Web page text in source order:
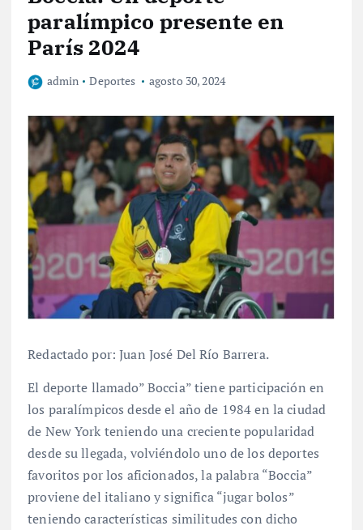
paralímpico presente en
París 2024
admin Deportes agosto 30, 2024
Redactado por: Juan José Del Río Barrera.
El deporte llamado” Boccia” tiene participación en
los paralímpicos desde el año de 1984 en la ciudad
de New York teniendo una creciente popularidad
desde su llegada, volviéndolo uno de los deportes
favoritos por los aficionados, la palabra “Boccia”
proviene del italiano y significa “jugar bolos”
teniendo características similitudes con dicho